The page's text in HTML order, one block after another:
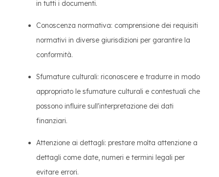
in tutti i documenti.
Conoscenza normativa: comprensione dei requisiti
normativi in diverse giurisdizioni per garantire la
conformità.
Sfumature culturali: riconoscere e tradurre in modo
appropriato le sfumature culturali e contestuali che
possono influire sull'interpretazione dei dati
finanziari.
Attenzione ai dettagli: prestare molta attenzione a
dettagli come date, numeri e termini legali per
evitare errori.